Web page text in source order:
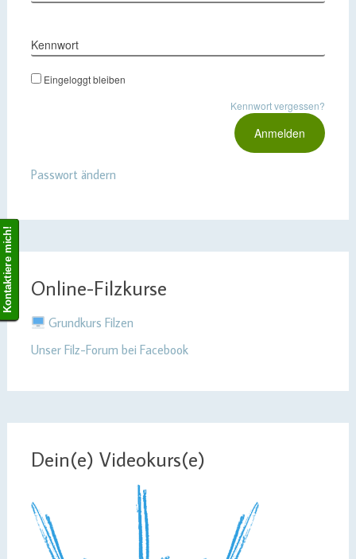
Kennwort
Eingeloggt bleiben
Kennwort vergessen?
Passwort ändern
Online-Filzkurse
Grundkurs Filzen
Unser Filz-Forum bei Facebook
Dein(e) Videokurs(e)
Kontaktiere mich!